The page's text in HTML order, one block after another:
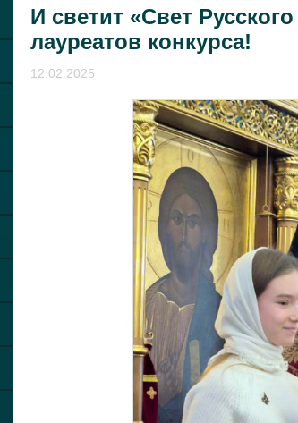
И светит «Свет
лауреатов конкурса!
12.02.2025